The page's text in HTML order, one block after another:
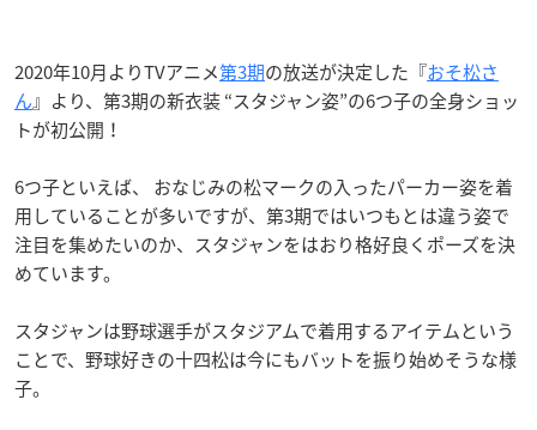
2020年10月よりTVアニメ第3期の放送が決定した『おそ松さ
ん』より、第3期の新衣装 “スタジャン姿”の6つ子の全身ショッ
トが初公開！
6つ子といえば、 おなじみの松マークの入ったパーカー姿を着
用していることが多いですが、第3期ではいつもとは違う姿で
注目を集めたいのか、スタジャンをはおり格好良くポーズを決
めています。
スタジャンは野球選手がスタジアムで着用するアイテムという
ことで、野球好きの十四松は今にもバットを振り始めそうな様
子。